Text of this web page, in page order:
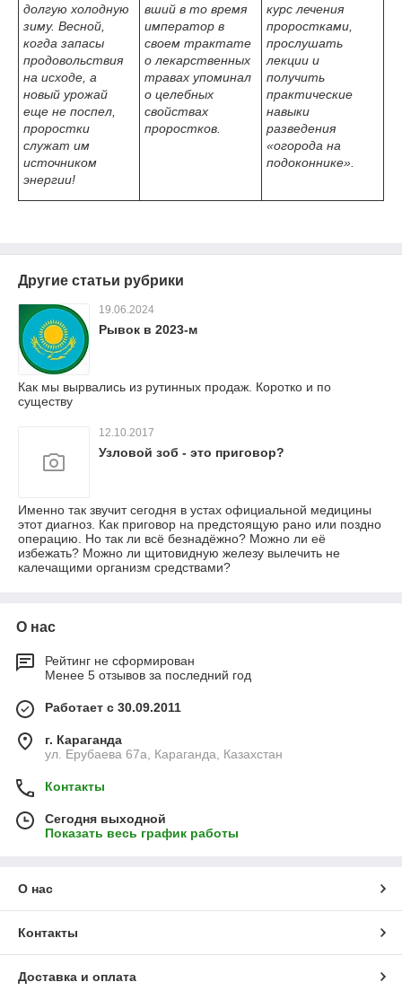
долгую холодную
зиму. Весной,
когда запасы
продовольствия
на исходе, а
новый урожай
еще не поспел,
проростки
служат им
источником
энергии!
вший в то время
император в
своем трактате
о лекарственных
травах упоминал
о целебных
свойствах
проростков.
курс лечения
проростками,
прослушать
лекции и
получить
практические
навыки
разведения
«огорода на
подоконнике».
Другие статьи рубрики
19.06.2024
Рывок в 2023-м
Как мы вырвались из рутинных продаж. Коротко и по
существу
12.10.2017
Узловой зоб - это приговор?
Именно так звучит сегодня в устах официальной медицины
этот диагноз. Как приговор на предстоящую рано или поздно
операцию. Но так ли всё безнадёжно? Можно ли её
избежать? Можно ли щитовидную железу вылечить не
калечащими организм средствами?
О нас
Рейтинг не сформирован
Менее 5 отзывов за последний год
Работает с 30.09.2011
г. Караганда
ул. Ерубаева 67а, Караганда, Казахстан
Контакты
Сегодня выходной
Показать весь график работы
О нас
Контакты
Доставка и оплата